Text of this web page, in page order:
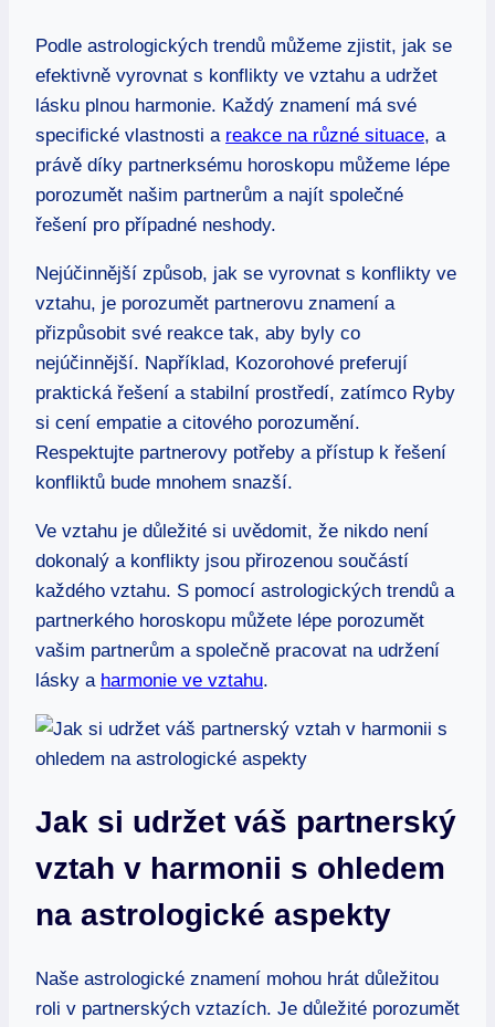
Podle astrologických trendů⁢ můžeme​ zjistit, jak ⁤se
efektivně vyrovnat s⁣ konflikty ve vztahu a‍ udržet
lásku plnou harmonie. Každý znamení má své
specifické ⁤vlastnosti ⁣a reakce na různé situace, a​
právě díky partnerksému horoskopu můžeme lépe
porozumět našim ​partnerům ‍a najít‍ společné
‍řešení ‍pro případné⁣ neshody.
Nejúčinnější⁣ způsob, ⁤jak ⁢se vyrovnat s⁤ konflikty ⁢ve
vztahu, ⁣je porozumět partnerovu znamení a‌
přizpůsobit své reakce tak,⁢ aby byly co
nejúčinnější. Například, Kozorohové preferují
praktická řešení⁤ a ‌stabilní prostředí, zatímco ‍Ryby
si cení empatie a citového porozumění.
Respektujte partnerovy potřeby a přístup⁤ k řešení
‌konfliktů bude mnohem snazší.
Ve vztahu je​ důležité si uvědomit, ‍že nikdo⁣ není
dokonalý a⁣ konflikty jsou ⁤přirozenou ‍součástí
každého vztahu. S pomocí⁤ astrologických trendů a
partnerkého⁤ horoskopu můžete lépe porozumět⁢
vašim⁢ partnerům a⁢ společně pracovat‍ na udržení
‍lásky a harmonie ve vztahu.
Jak si udržet⁣ váš partnerský
vztah​ v harmonii ⁤s ohledem
na ⁢astrologické aspekty
Naše astrologické znamení mohou hrát důležitou
roli v partnerských vztazích. Je důležité porozumět